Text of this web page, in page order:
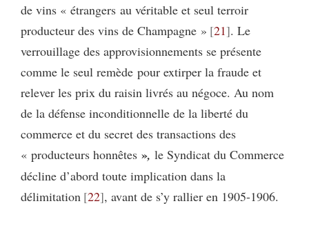
de vins « étrangers au véritable et seul terroir
producteur des vins de Champagne » 21 . Le
verrouillage des approvisionnements se présente
comme le seul remède pour extirper la fraude et
relever les prix du raisin livrés au négoce. Au nom
de la défense inconditionnelle de la liberté du
commerce et du secret des transactions des
« producteurs honnêtes », le Syndicat du Commerce
décline d’abord toute implication dans la
délimitation 22 , avant de s’y rallier en 1905-1906.